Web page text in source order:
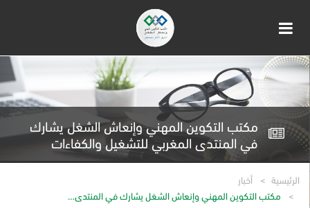
مكتب التكوين المهني وإنعاش الشغل يشارك
في المنتدى المغربي للتشغيل والكفاءات
الرئيسية
أخبار
مكتب التكوين المهني وإنعاش الشغل يشارك في المنتدى…